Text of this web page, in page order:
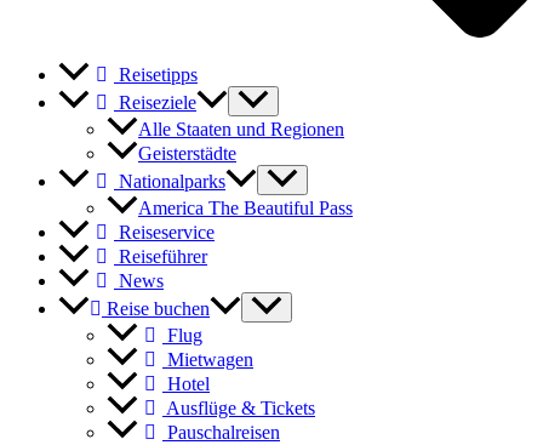
Reisetipps
Reiseziele
Alle Staaten und Regionen
Geisterstädte
Nationalparks
America The Beautiful Pass
Reiseservice
Reiseführer
News
Reise buchen
Flug
Mietwagen
Hotel
Ausflüge & Tickets
Pauschalreisen